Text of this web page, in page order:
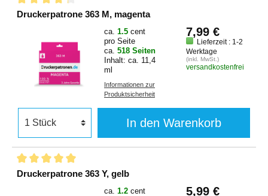
Druckerpatrone 363 M, magenta
ca. 1.5 cent
pro Seite
ca. 518 Seiten
Inhalt: ca. 11,4
ml
Informationen zur
Produktsicherheit
7,99 €
Lieferzeit : 1-2
Werktage
(inkl. MwSt.)
versandkostenfrei
In den Warenkorb
Druckerpatrone 363 Y, gelb
ca. 1.2 cent
5,99 €